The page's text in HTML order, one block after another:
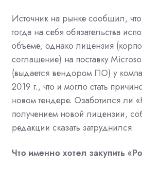
Источник на рынке сообщил,
тогда на себя обязательства
объеме, однако лицензия
соглашение) на поставку
(выдается вендором ПО) у
2019 г., что и могло стать
новом тендере. Озаботился ли
получением новой лицензии,
редакции сказать затруднился.
Что именно хотел закупить